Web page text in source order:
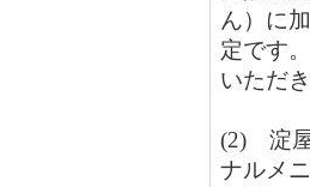
ん）に
定です
いただ
(2) 淀屋
ナルメ